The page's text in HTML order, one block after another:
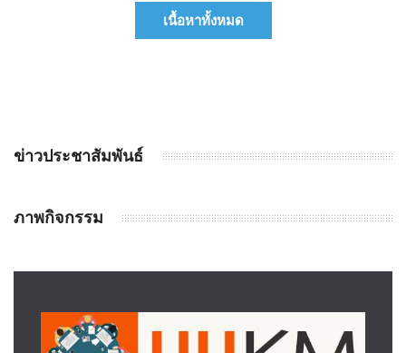
เนื้อหาทั้งหมด
ข่าวประชาสัมพันธ์
ภาพกิจกรรม